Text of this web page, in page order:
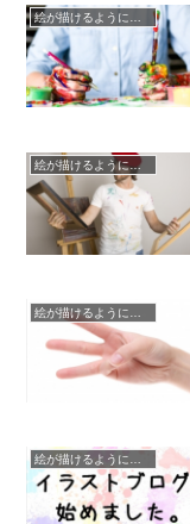
絵が描けるようになるまで
絵が描けるようになるまで
絵が描けるようになるまで